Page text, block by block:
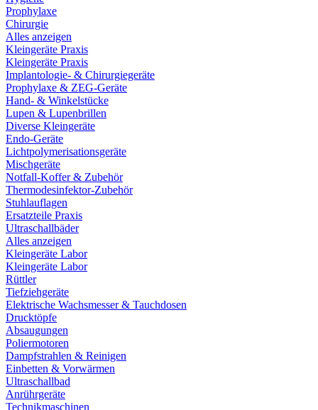
Prophylaxe
Chirurgie
Alles anzeigen
Kleingeräte Praxis
Kleingeräte Praxis
Implantologie- & Chirurgiegeräte
Prophylaxe & ZEG-Geräte
Hand- & Winkelstücke
Lupen & Lupenbrillen
Diverse Kleingeräte
Endo-Geräte
Lichtpolymerisationsgeräte
Mischgeräte
Notfall-Koffer & Zubehör
Thermodesinfektor-Zubehör
Stuhlauflagen
Ersatzteile Praxis
Ultraschallbäder
Alles anzeigen
Kleingeräte Labor
Kleingeräte Labor
Rüttler
Tiefziehgeräte
Elektrische Wachsmesser & Tauchdosen
Drucktöpfe
Absaugungen
Poliermotoren
Dampfstrahlen & Reinigen
Einbetten & Vorwärmen
Ultraschallbad
Anrührgeräte
Technikmaschinen